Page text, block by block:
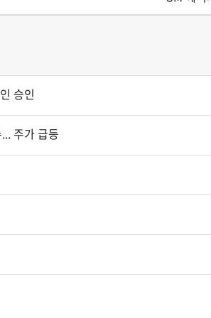
승인
주가 급등